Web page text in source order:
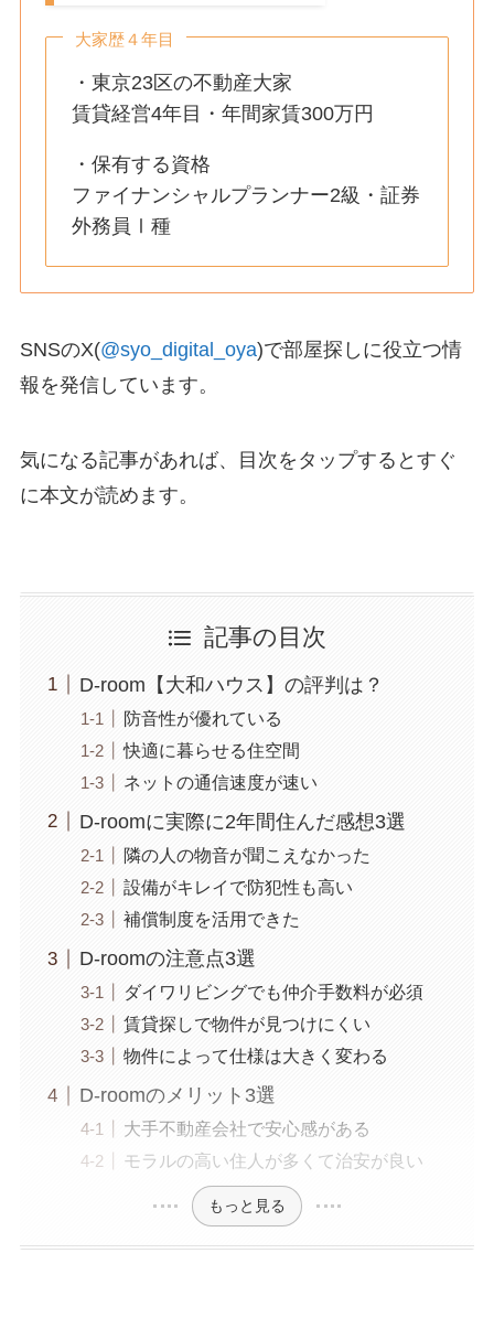
大家歴４年目
・東京23区の不動産大家
賃貸経営4年目・年間家賃300万円
・保有する資格
ファイナンシャルプランナー2級・証券
外務員Ⅰ種
SNSのX(@syo_digital_oya)で部屋探しに役立つ情
報を発信しています。
気になる記事があれば、目次をタップするとすぐ
に本文が読めます。
記事の目次
D-room【大和ハウス】の評判は？
防音性が優れている
快適に暮らせる住空間
ネットの通信速度が速い
D-roomに実際に2年間住んだ感想3選
隣の人の物音が聞こえなかった
設備がキレイで防犯性も高い
補償制度を活用できた
D-roomの注意点3選
ダイワリビングでも仲介手数料が必須
賃貸探しで物件が見つけにくい
物件によって仕様は大きく変わる
D-roomのメリット3選
大手不動産会社で安心感がある
モラルの高い住人が多くて治安が良い
もっと見る